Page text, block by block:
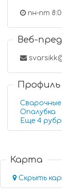
пн-пт
Веб-
Опалубка
Еще 4
Карта
Скрыть